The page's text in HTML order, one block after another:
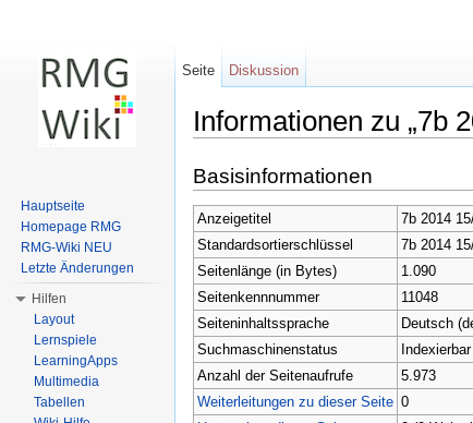
Informationen zu „7b
Basisinformationen
Anzeigetitel
7b 2014
Standardsortierschlüssel
7b 2014
Seitenlänge (in Bytes)
1.090
Seitenkennnummer
11048
Seiteninhaltssprache
Deutsch
Suchmaschinenstatus
Indexierbar
Anzahl der Seitenaufrufe
5.973
Weiterleitungen zu dieser Seite 0
Seite Diskussion
Hauptseite
Homepage RMG
RMG-Wiki NEU
Letzte Änderungen
Hilfen
Layout
Lernspiele
LearningApps
Multimedia
Tabellen